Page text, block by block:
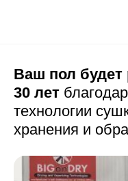
Ваш пол будет
30 лет
технологии
хранения и